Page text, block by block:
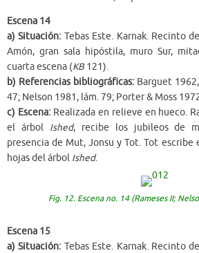
Escena 14
a) Situación: Tebas Este. Karnak. Recinto
Amón, gran sala hipóstila, muro Sur,
cuarta escena (KB121).
b) Referencias bibliográficas: Barguet
47; Nelson 1981, lám. 79; Porter & Moss
c) Escena:Realizada en relieve en hueco.
el árbol Ished, recibe los jubileos de
presencia de Mut, Jonsu y Tot. Tot escribe
hojas del árbol Ished.
Fig. 12. Escena no. 14 (Rameses II;
Escena 15
a) Situación: Tebas Este. Karnak. Recinto